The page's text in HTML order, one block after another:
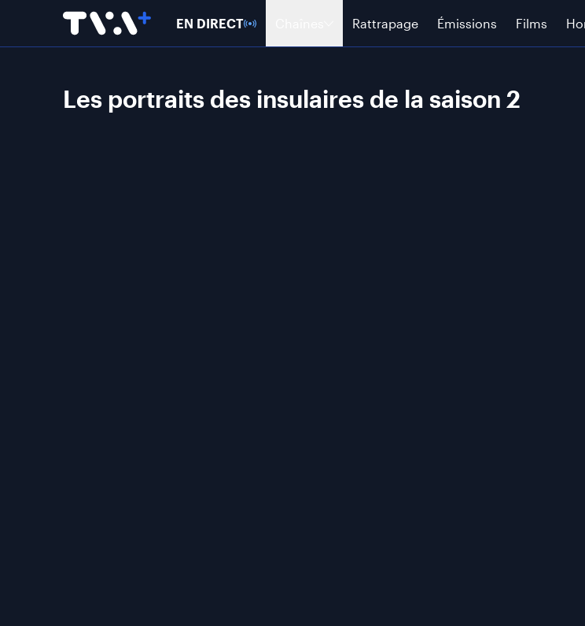
EN DIRECT Rattrapage Émissions Films
Les portraits des insulaires de la saison 2